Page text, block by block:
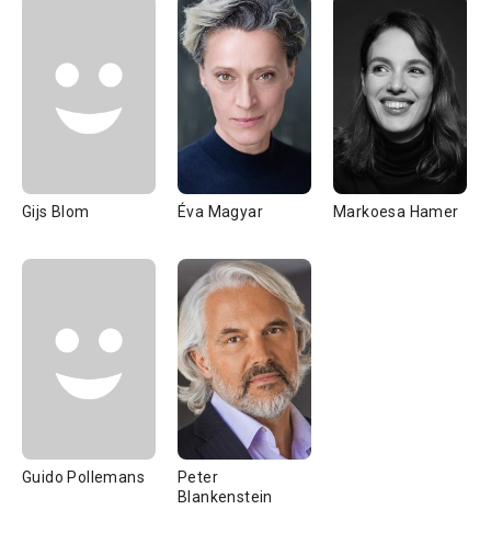
Gijs Blom Éva Magyar Markoesa Hamer
Guido Pollemans
Peter
Blankenstein